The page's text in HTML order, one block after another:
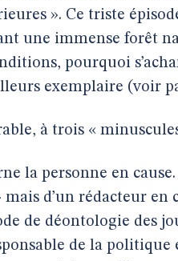
». Ce triste
une immense forêt
pourquoi
exemplaire (voir
à trois «
la personne en
d’un rédacteur
de déontologie des
de la